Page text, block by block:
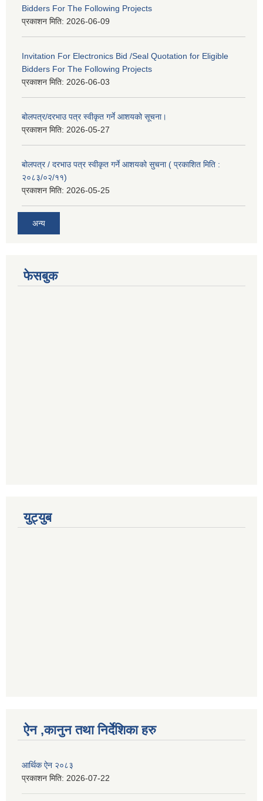
Bidders For The Following Projects
प्रकाशन मिति: 2026-06-09
Invitation For Electronics Bid /Seal Quotation for Eligible
Bidders For The Following Projects
प्रकाशन मिति: 2026-06-03
बोलपत्र/दरभाउ पत्र स्वीकृत गर्ने आशयको सूचना।
प्रकाशन मिति: 2026-05-27
बोलपत्र / दरभाउ पत्र स्वीकृत गर्ने आशयको सुचना ( प्रकाशित मिति :
२०८३/०२/११)
प्रकाशन मिति: 2026-05-25
अन्य
फेसबुक
युट्युब
ऐन ,कानुन तथा निर्देशिका हरु
आर्थिक ऐन २०८३
प्रकाशन मिति: 2026-07-22